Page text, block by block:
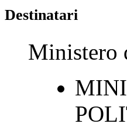
Destinatari
Ministero